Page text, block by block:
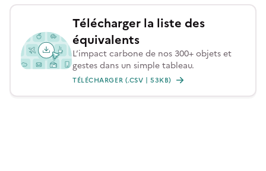
Télécharger la liste des
équivalents
L’impact carbone de nos 300+ objets et
gestes dans un simple tableau.
TÉLÉCHARGER (.CSV | 53KB)